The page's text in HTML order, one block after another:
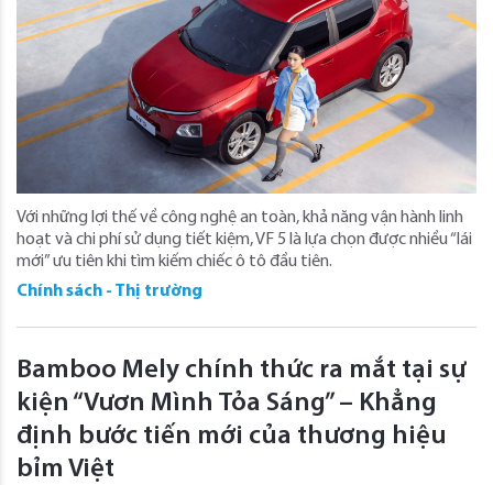
Với những lợi thế về công nghệ an toàn, khả năng vận hành linh
hoạt và chi phí sử dụng tiết kiệm, VF 5 là lựa chọn được nhiều “lái
mới” ưu tiên khi tìm kiếm chiếc ô tô đầu tiên.
Chính sách - Thị trường
Bamboo Mely chính thức ra mắt tại sự
kiện “Vươn Mình Tỏa Sáng” – Khẳng
định bước tiến mới của thương hiệu
bỉm Việt